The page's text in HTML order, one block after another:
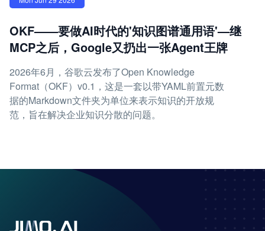
OKF——要做AI时代的'知识图谱通用语'—继
MCP之后，Google又扔出一张Agent王牌
2026年6月，谷歌云发布了Open Knowledge
Format（OKF）v0.1，这是一套以带YAML前置元数
据的Markdown文件夹为单位来表示知识的开放规
范，旨在解决企业知识分散的问题。